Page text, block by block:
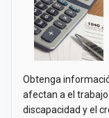
Obtenga
afectan a el
discapacidad y el